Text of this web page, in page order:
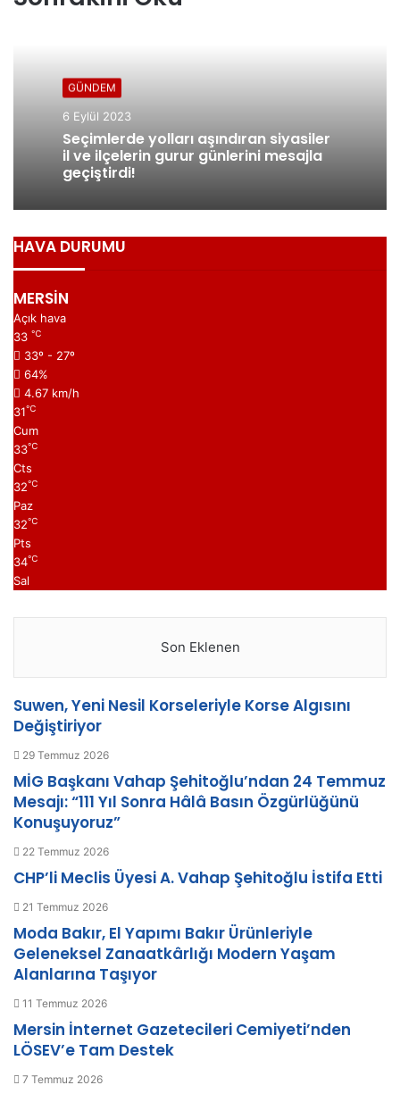
GÜNDEM
6 Eylül 2023
Seçimlerde yolları aşındıran siyasiler
il ve ilçelerin gurur günlerini mesajla
geçiştirdi!
HAVA DURUMU
MERSİN
Açık hava
33 ℃
33º - 27º
64%
4.67 km/h
31℃
Cum
33℃
Cts
32℃
Paz
32℃
Pts
34℃
Sal
Son Eklenen
Suwen, Yeni Nesil Korseleriyle Korse Algısını
Değiştiriyor
29 Temmuz 2026
MİG Başkanı Vahap Şehitoğlu’ndan 24 Temmuz
Mesajı: “111 Yıl Sonra Hâlâ Basın Özgürlüğünü
Konuşuyoruz”
22 Temmuz 2026
CHP’li Meclis Üyesi A. Vahap Şehitoğlu İstifa Etti
21 Temmuz 2026
Moda Bakır, El Yapımı Bakır Ürünleriyle
Geleneksel Zanaatkârlığı Modern Yaşam
Alanlarına Taşıyor
11 Temmuz 2026
Mersin İnternet Gazetecileri Cemiyeti’nden
LÖSEV’e Tam Destek
7 Temmuz 2026